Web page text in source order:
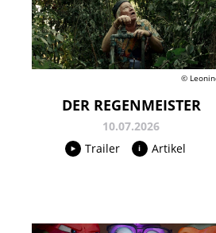
©
DER REGENMEISTER
10.07.2026
Trailer
Artikel